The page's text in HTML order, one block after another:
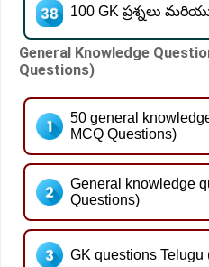
100 GK ప్రశ్నలు
General Knowledge
Questions)
50 general
MCQ Questions)
General knowledge
Questions)
GK questions Telugu